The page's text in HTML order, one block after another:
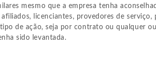
mesmo que a empresa tenha
licenciantes, provedores de
de ação, seja por contrato ou qualquer
sido levantada.